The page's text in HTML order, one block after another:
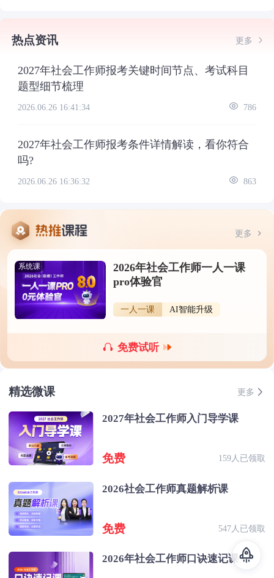
热点资讯 更多
2027年社会工作师报考关键时间节点、考试科目
题型细节梳理
2026.06.26 16:41:34 786
2027年社会工作师报考条件详情解读，看你符合
吗?
2026.06.26 16:36:32 863
更多
系统课
2026年社会工作师一人一课
pro体验官
一人一课 AI智能升级
免费试听
精选微课 更多
2027年社会工作师入门导学课
免费 159人已领取
2026社会工作师真题解析课
免费 547人已领取
2026年社会工作师口诀速记课